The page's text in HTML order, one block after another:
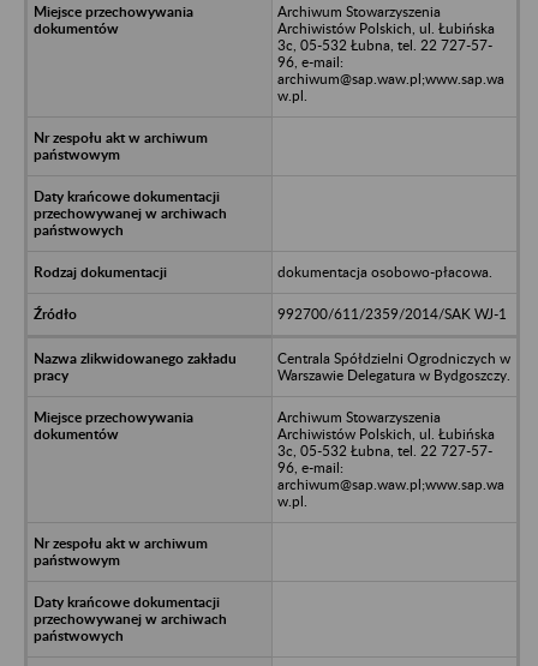
Archiwum Stowarzyszenia
Archiwistów Polskich, ul. Łubińska
3c, 05-532 Łubna, tel. 22 727-57-
96, e-mail:
archiwum@sap.waw.pl;www.sap.wa
w.pl.
dokumentacja osobowo-płacowa.
992700/611/2359/2014/SAK WJ-1
Centrala Spółdzielni Ogrodniczych w
Warszawie Delegatura w Bydgoszczy.
Archiwum Stowarzyszenia
Archiwistów Polskich, ul. Łubińska
3c, 05-532 Łubna, tel. 22 727-57-
96, e-mail:
archiwum@sap.waw.pl;www.sap.wa
w.pl.